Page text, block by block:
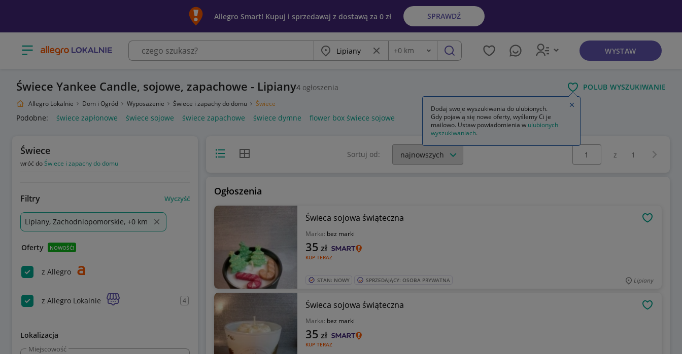
Allegro Smart! Kupuj i sprzedawaj z dostawą za 0 zł SPRAWDŹ
Otwórz menu z kategoriami Miasto Wyczyść frazę
Odległość
+0 km szukaj WYSTAW
Świece Yankee Candle, sojowe, zapachowe - Lipiany4 ogłoszenia POLUB WYSZUKIWANIE
Allegro Lokalnie Dom i Ogród Wyposażenie Świece i zapachy do domu Świece
Podobne: świece zapłonowe świece sojowe świece zapachowe świece dymne flower box świece sojowe
Świece
wróć doŚwiece i zapachy do domu
Filtry Wyczyść
Lipiany, Zachodniopomorskie, +0 km
Oferty NOWOŚĆ!
z Allegro
z Allegro Lokalnie 4
Lokalizacja
Miejscowość
Widok listyWidok siatki Sortuj od:
Wybierz stronę:
z 1
Ogłoszenia
Świeca sojowa świąteczna
Marka: bez marki
KUP TERAZ
35 zł
STAN: NOWY SPRZEDAJĄCY: OSOBA PRYWATNA Lipiany
Świeca sojowa świąteczna
Marka: bez marki
KUP TERAZ
35 zł
Dodaj swoje wyszukiwania do ulubionych.
Gdy pojawią się nowe oferty, wyślemy Ci je
mailowo. Ustaw powiadomienia w ulubionych
wyszukiwaniach.
Zamknij wskazówkę